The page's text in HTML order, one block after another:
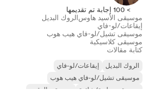
> 100 إجابة تم تقديمها
موسيقى الأسيد هاوسالروك البديل
إيقاعات/لو-فاي
موسيقى تشيل/لو-فاي هيب هوب
موسيقى كلاسيكية
كتابة مقالات
الروك البديل
إيقاعات/لو-فاي
موسيقى تشيل/لو-فاي هيب هوب
موسيقى تجارية/شائعة
موسيقى الرقص